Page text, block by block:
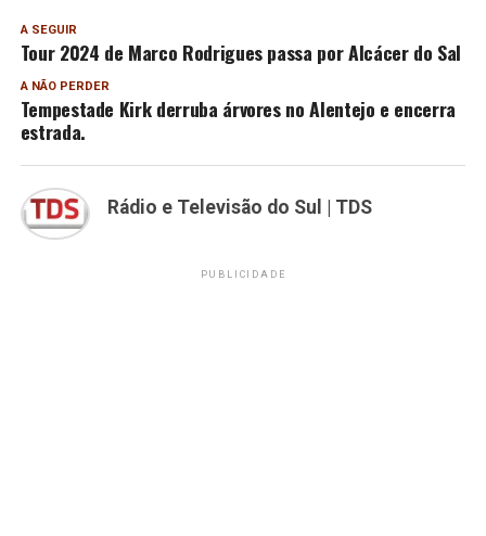
A SEGUIR
Tour 2024 de Marco Rodrigues passa por Alcácer do Sal
A NÃO PERDER
Tempestade Kirk derruba árvores no Alentejo e encerra
estrada.
Rádio e Televisão do Sul | TDS
PUBLICIDADE